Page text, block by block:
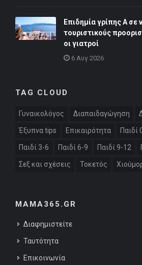
Επιδημία γρίπης Α σε
τουριστικούς
οι γιατροί
6 Αυγ 2026
TAG CLOUD
Γυναικολόγος Διαπαιδαγώγηση
Έξυπνα tips Επικαιρότητα Παιδί
Παιδί 3-6 Παιδί 6-9 Παιδί 9-12
Σεξ και σχέσεις Τοκετός
MAMA365.GR
Διαφημιστείτε
Ταυτότητα
Επικοινωνία